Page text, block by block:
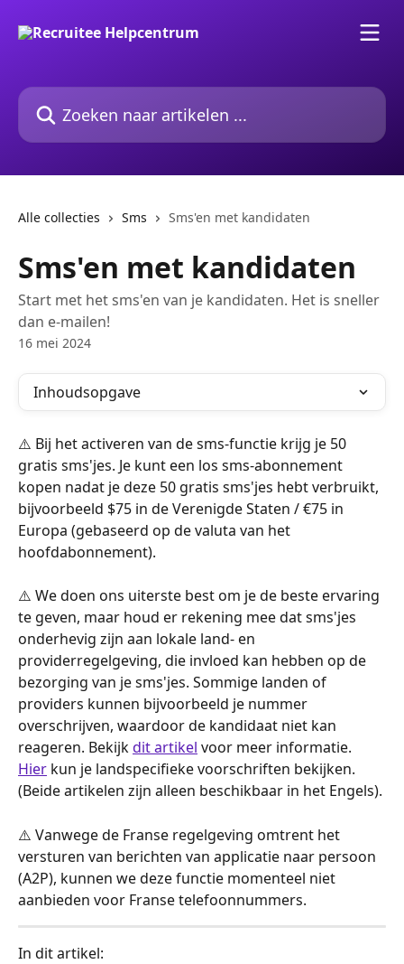
Zoeken naar artikelen ...
Alle collecties Sms Sms'en met kandidaten
Sms'en met kandidaten
Start met het sms'en van je kandidaten. Het is sneller
dan e-mailen!
16 mei 2024
Inhoudsopgave
⚠️ Bij het activeren van de sms-functie krijg je 50
gratis sms'jes. Je kunt een los sms-abonnement
kopen nadat je deze 50 gratis sms'jes hebt verbruikt,
bijvoorbeeld $75 in de Verenigde Staten / €75 in
Europa (gebaseerd op de valuta van het
hoofdabonnement).
⚠️ We doen ons uiterste best om je de beste ervaring
te geven, maar houd er rekening mee dat sms'jes
onderhevig zijn aan lokale land- en
providerregelgeving, die invloed kan hebben op de
bezorging van je sms'jes. Sommige landen of
providers kunnen bijvoorbeeld je nummer
overschrijven, waardoor de kandidaat niet kan
reageren. Bekijk dit artikel voor meer informatie.
Hier kun je landspecifieke voorschriften bekijken.
(Beide artikelen zijn alleen beschikbaar in het Engels).
⚠️ Vanwege de Franse regelgeving omtrent het
versturen van berichten van applicatie naar persoon
(A2P), kunnen we deze functie momenteel niet
aanbieden voor Franse telefoonnummers.
In dit artikel: